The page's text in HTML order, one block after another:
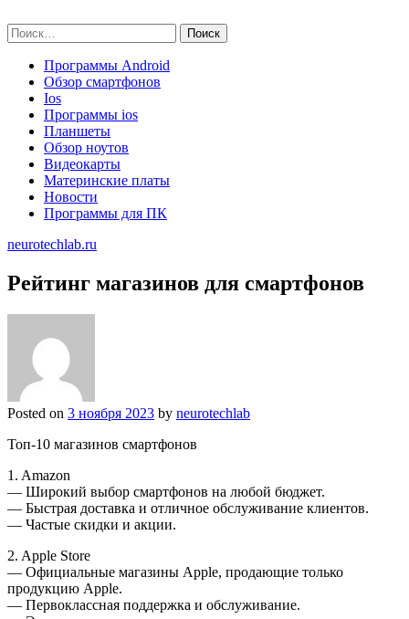
to
content
Найти:
Программы Android
Обзор смартфонов
Ios
Программы ios
Планшеты
Обзор ноутов
Видеокарты
Материнские платы
Новости
Программы для ПК
neurotechlab.ru
Рейтинг магазинов для смартфонов
Posted on 3 ноября 2023 by neurotechlab
Топ-10 магазинов смартфонов
1. Amazon
— Широкий выбор смартфонов на любой бюджет.
— Быстрая доставка и отличное обслуживание клиентов.
— Частые скидки и акции.
2. Apple Store
— Официальные магазины Apple, продающие только
продукцию Apple.
— Первоклассная поддержка и обслуживание.